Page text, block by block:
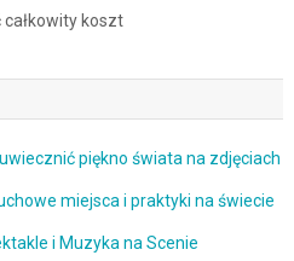
koszt
piękno świata na zdjęciach
miejsca i praktyki na świecie
i Muzyka na Scenie